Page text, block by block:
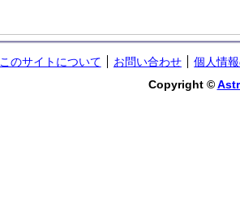
このサイトについて お問い合わせ
個人情
Copyright ©